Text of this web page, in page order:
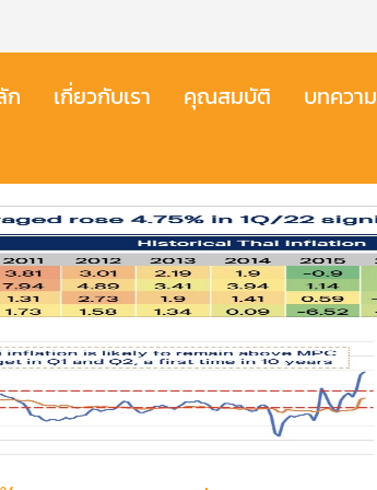
ก​ เกี่ยวกับเรา​ คุณสมบัติ​ บทความ